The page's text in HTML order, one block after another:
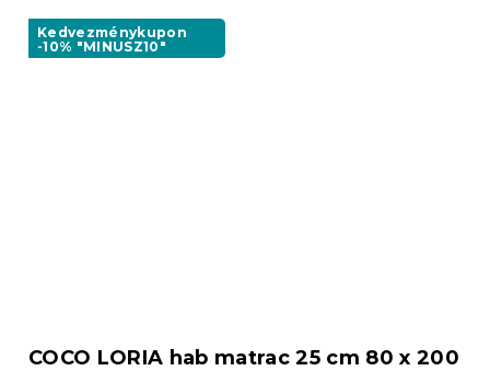
Kedvezménykupon
-10% "MINUSZ10"
COCO LORIA hab matrac 25 cm 80 x 200